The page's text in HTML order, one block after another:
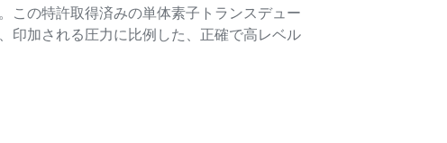
この特許取得済みの単体素子トランスデュー
印加される圧力に比例した、正確で高レベル